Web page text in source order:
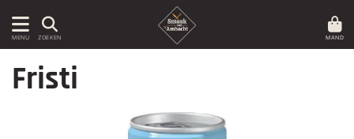
MENU ZOEKEN MAND
Fristi